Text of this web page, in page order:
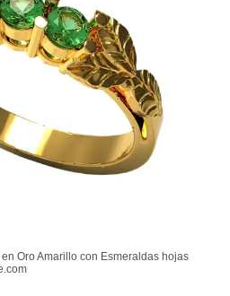
Oro Amarillo con Esmeraldas hojas